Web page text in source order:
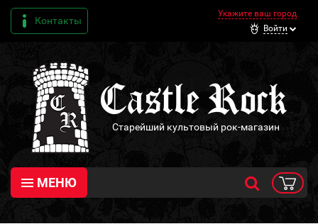
Контакты
Укажите ваш город
Войти
Старейший культовый рок-магазин
МЕНЮ